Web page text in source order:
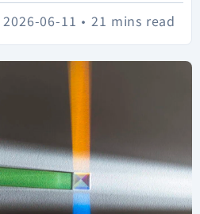
21 mins read
•
2026-06-11